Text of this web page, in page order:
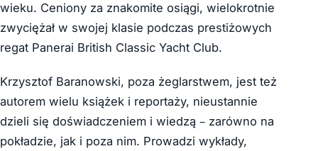
wieku. Ceniony za znakomite osiągi, wielokrotnie
zwyciężał w swojej klasie podczas prestiżowych
regat Panerai British Classic Yacht Club.
Krzysztof Baranowski, poza żeglarstwem, jest też
autorem wielu książek i reportaży, nieustannie
dzieli się doświadczeniem i wiedzą – zarówno na
pokładzie, jak i poza nim. Prowadzi wykłady,